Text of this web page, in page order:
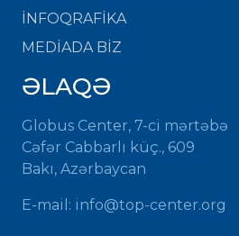
İNFOQRAFİKA
MEDİADA BİZ
ƏLAQƏ
Globus Center, 7-ci mərtəbə
Cəfər Cabbarlı küç., 609
Bakı, Azərbaycan
E-mail: info@top-center.org